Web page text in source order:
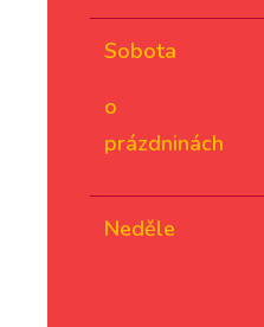
Sobota
o
prázdninách
Neděle